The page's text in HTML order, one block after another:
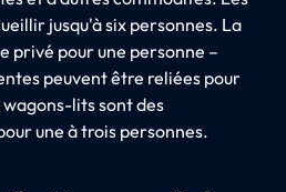
jusqu'à six personnes. La
privé pour une personne –
peuvent être reliées pour
lits sont des
une à trois personnes.